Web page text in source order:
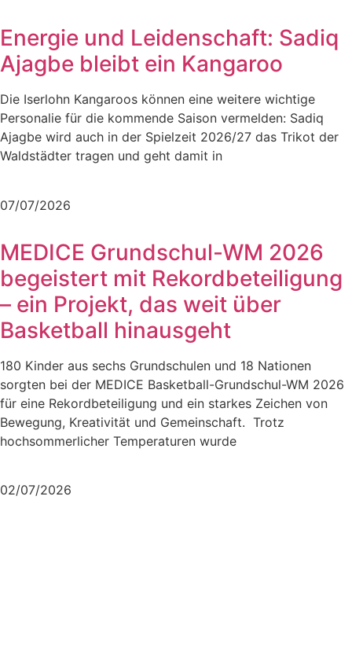
Energie und Leidenschaft: Sadiq
Ajagbe bleibt ein Kangaroo
Die Iserlohn Kangaroos können eine weitere wichtige
Personalie für die kommende Saison vermelden: Sadiq
Ajagbe wird auch in der Spielzeit 2026/27 das Trikot der
Waldstädter tragen und geht damit in
07/07/2026
MEDICE Grundschul-WM 2026
begeistert mit Rekordbeteiligung
– ein Projekt, das weit über
Basketball hinausgeht
180 Kinder aus sechs Grundschulen und 18 Nationen
sorgten bei der MEDICE Basketball-Grundschul-WM 2026
für eine Rekordbeteiligung und ein starkes Zeichen von
Bewegung, Kreativität und Gemeinschaft. Trotz
hochsommerlicher Temperaturen wurde
02/07/2026